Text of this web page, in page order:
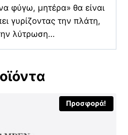
φύγω, μητέρα» θα είναι
γυρίζοντας την πλάτη,
λύτρωση…
Προσφορά!